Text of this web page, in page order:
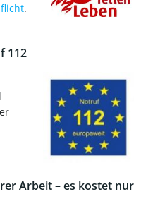
.
112
Arbeit – es kostet nur